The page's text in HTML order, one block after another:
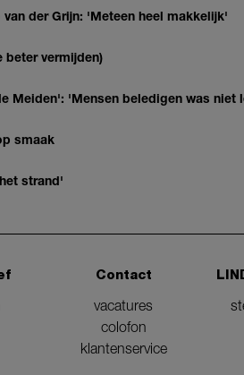
der Grijn: 'Meteen heel makkelijk'
beter vermijden)
Meiden': 'Mensen beledigen was niet
smaak
strand'
Contact
vacatures
colofon
klantenservice